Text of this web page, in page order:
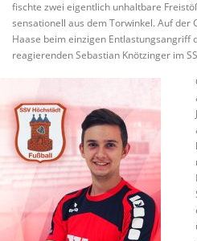
fischte zwei eigentlich unhaltbare
sensationell aus dem Torwinkel. Auf der
Haase beim einzigen Entlastungsangriff
reagierenden Sebastian Knötzinger im